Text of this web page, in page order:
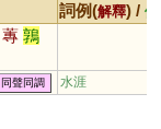
詞例(解釋) /
蓴 鶉
同聲同調 水涯